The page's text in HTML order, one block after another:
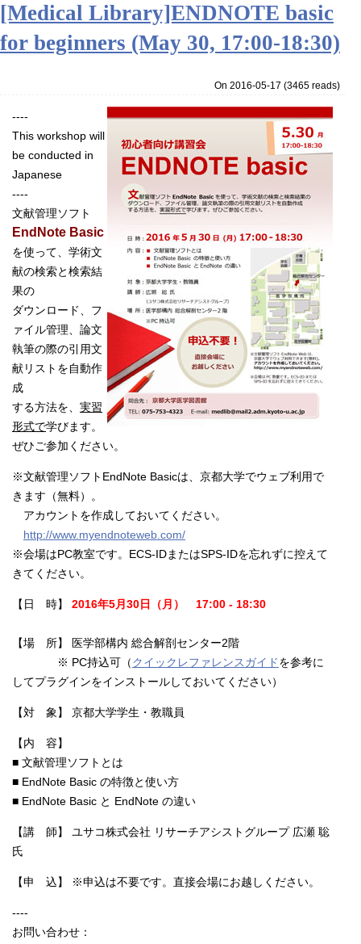
[Medical Library]ENDNOTE basic
for beginners (May 30, 17:00-18:30)
On 2016-05-17 (3465 reads)
----
This workshop will
be conducted in
Japanese
----
文献管理ソフト
EndNote Basic
を使って、学術文
献の検索と検索結
果の
ダウンロード、フ
ァイル管理、論文
執筆の際の引用文
献リストを自動作
成
する方法を、 実習
形式で学びます。
ぜひご参加ください。
※文献管理ソフトEndNote Basicは、京都大学でウェブ利用で
きます（無料）。
アカウントを作成しておいてください。
http://www.myendnoteweb.com/
※会場はPC教室です。ECS-IDまたはSPS-IDを忘れずに控えて
きてください。
【日 時】 2016年5月30日（月） 17:00 - 18:30
【場 所】 医学部構内 総合解剖センター2階
※ PC持込可（クイックレファレンスガイドを参考に
してプラグインをインストールしておいてください）
【対 象】 京都大学学生・教職員
【内 容】
■ 文献管理ソフトとは
■ EndNote Basic の特徴と使い方
■ EndNote Basic と EndNote の違い
【講 師】 ユサコ株式会社 リサーチアシストグループ 広瀬 聡
氏
【申 込】 ※申込は不要です。直接会場にお越しください。
----
お問い合わせ：